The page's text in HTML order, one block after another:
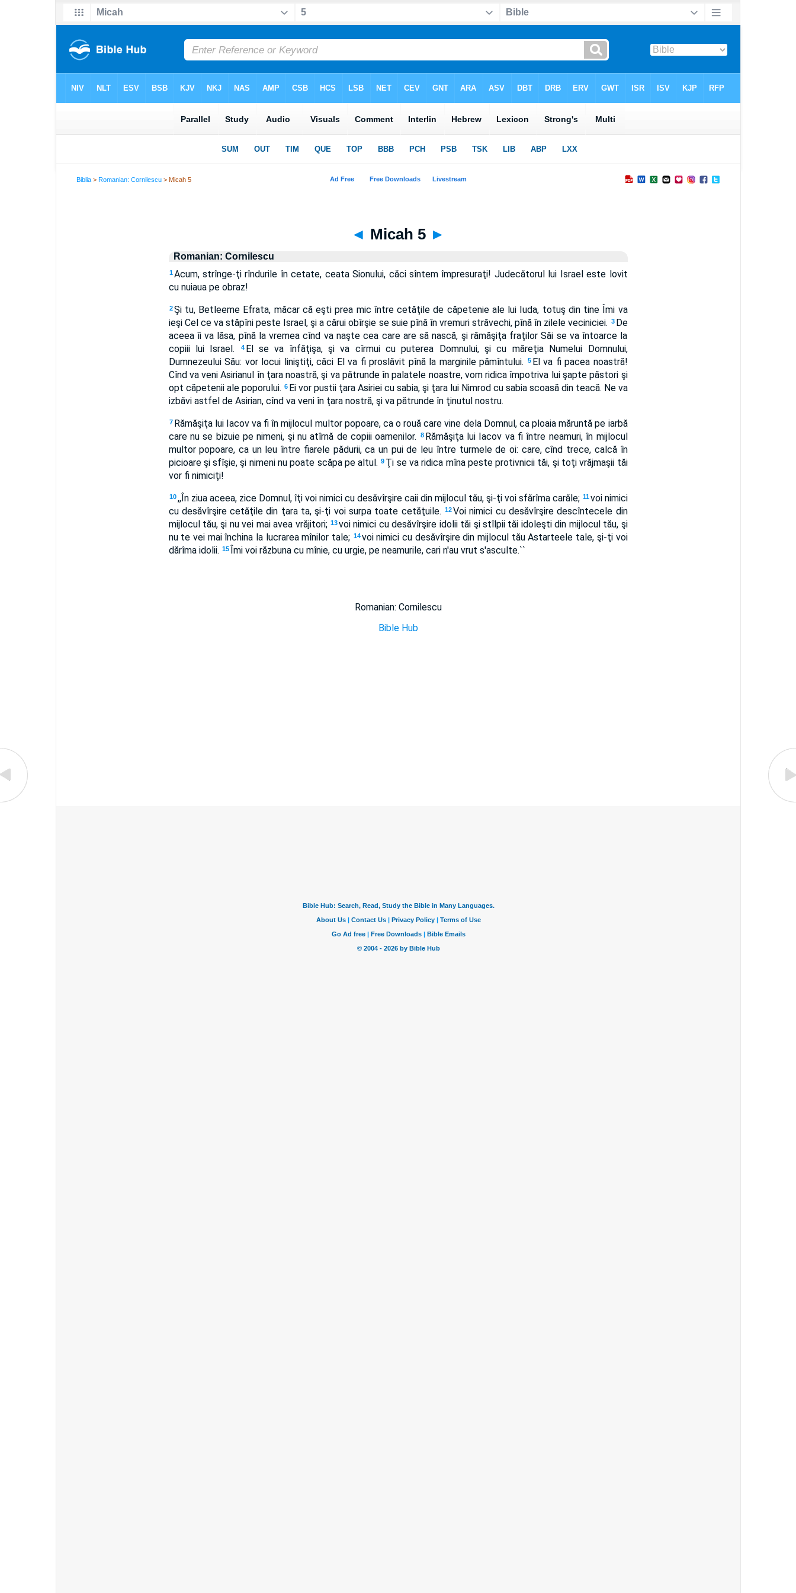
Biblia >Romanian: Cornilescu > Micah 5
◄ Micah 5 ►
Romanian: Cornilescu
1 Acum, strînge-ţi rîndurile în cetate, ceata Sionului, căci sîntem împresuraţi! Judecătorul lui Israel este lovit
cu nuiaua pe obraz!
2 Şi tu, Betleeme Efrata, măcar că eşti prea mic între cetăţile de căpetenie ale lui Iuda, totuş din tine Îmi va
ieşi Cel ce va stăpîni peste Israel, şi a cărui obîrşie se suie pînă în vremuri străvechi, pînă în zilele veciniciei. 3 De
aceea îi va lăsa, pînă la vremea cînd va naşte cea care are să nască, şi rămăşiţa fraţilor Săi se va întoarce la
copiii lui Israel.
4 El se va înfăţişa, şi va cîrmui cu puterea Domnului, şi cu măreţia Numelui Domnului,
Dumnezeului Său: vor locui liniştiţi, căci El va fi proslăvit pînă la marginile pămîntului.
5 El va fi pacea noastră!
Cînd va veni Asirianul în ţara noastră, şi va pătrunde în palatele noastre, vom ridica împotriva lui şapte păstori şi
opt căpetenii ale poporului. 6 Ei vor pustii ţara Asiriei cu sabia, şi ţara lui Nimrod cu sabia scoasă din teacă. Ne va
izbăvi astfel de Asirian, cînd va veni în ţara nostră, şi va pătrunde în ţinutul nostru.
7 Rămăşiţa lui Iacov va fi în mijlocul multor popoare, ca o rouă care vine dela Domnul, ca ploaia măruntă pe iarbă
care nu se bizuie pe nimeni, şi nu atîrnă de copiii oamenilor.
8 Rămăşiţa lui Iacov va fi între neamuri, în mijlocul
multor popoare, ca un leu între fiarele pădurii, ca un pui de leu între turmele de oi: care, cînd trece, calcă în
picioare şi sfîşie, şi nimeni nu poate scăpa pe altul. 9 Ţi se va ridica mîna peste protivnicii tăi, şi toţi vrăjmaşii tăi
vor fi nimiciţi!
10 ,,În ziua aceea, zice Domnul, îţi voi nimici cu desăvîrşire caii din mijlocul tău, şi-ţi voi sfărîma carăle; 11 voi nimici
cu desăvîrşire cetăţile din ţara ta, şi-ţi voi surpa toate cetăţuile. 12Voi nimici cu desăvîrşire descîntecele din
mijlocul tău, şi nu vei mai avea vrăjitori; 13voi nimici cu desăvîrşire idolii tăi şi stîlpii tăi idoleşti din mijlocul tău, şi
nu te vei mai închina la lucrarea mînilor tale; 14voi nimici cu desăvîrşire din mijlocul tău Astarteele tale, şi-ţi voi
dărîma idolii. 15 Îmi voi răzbuna cu mînie, cu urgie, pe neamurile, cari n'au vrut s'asculte.``
Romanian: Cornilescu
Bible Hub